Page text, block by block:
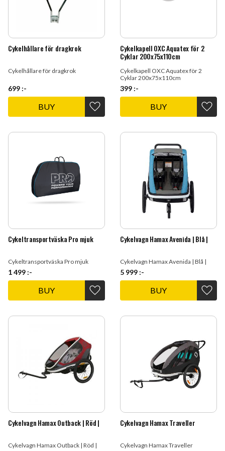
Cykelhållare för dragkrok
Cykelhållare för dragkrok
699 :-
Add to favorites
BUY
Cykelkapell OXC Aquatex för 2
Cyklar 200x75x110cm
Cykelkapell OXC Aquatex för 2
Cyklar 200x75x110cm
399 :-
Add
BUY
Cykeltransportväska Pro mjuk
Cykeltransportväska Pro mjuk
1 499 :-
Add to favorites
BUY
Cykelvagn Hamax Avenida | Blå |
Cykelvagn Hamax Avenida | Blå |
5 999 :-
Add
BUY
Cykelvagn Hamax Outback | Röd |
Cykelvagn Hamax Outback | Röd |
Cykelvagn Hamax Traveller
Cykelvagn Hamax Traveller